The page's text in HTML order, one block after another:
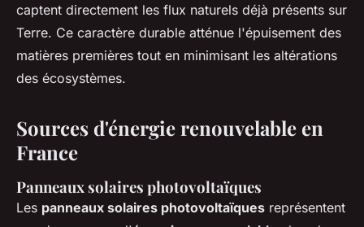
captent directement les flux naturels déjà présents sur
Terre. Ce caractère durable atténue l'épuisement des
matières premières tout en minimisant les altérations
des écosystèmes.
Sources d'énergie renouvelable en
France
Panneaux solaires photovoltaïques
Les panneaux solaires photovoltaïques représentent